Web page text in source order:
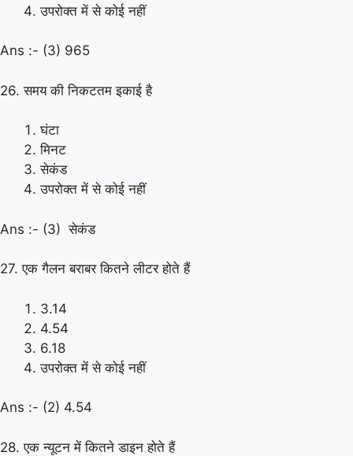
उपरोक्त में से कोई नहीं
Ans :- (3) 965
26. समय की निकटतम इकाई है
घंटा
मिनट
सेकंड
उपरोक्त में से कोई नहीं
Ans :- (3) सेकंड
27. एक गैलन बराबर कितने लीटर होते हैं
3.14
4.54
6.18
उपरोक्त में से कोई नहीं
Ans :- (2) 4.54
28. एक न्यूटन में कितने डाइन होते हैं